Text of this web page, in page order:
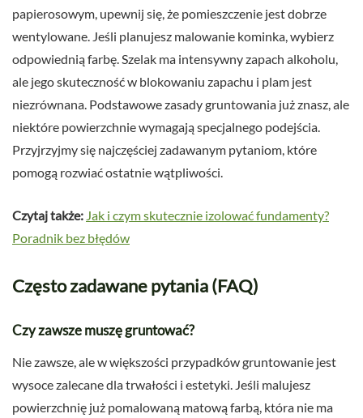
papierosowym, upewnij się, że pomieszczenie jest dobrze
wentylowane. Jeśli planujesz malowanie kominka, wybierz
odpowiednią farbę. Szelak ma intensywny zapach alkoholu,
ale jego skuteczność w blokowaniu zapachu i plam jest
niezrównana. Podstawowe zasady gruntowania już znasz, ale
niektóre powierzchnie wymagają specjalnego podejścia.
Przyjrzyjmy się najczęściej zadawanym pytaniom, które
pomogą rozwiać ostatnie wątpliwości.
Czytaj także: Jak i czym skutecznie izolować fundamenty?
Poradnik bez błędów
Często zadawane pytania (FAQ)
Czy zawsze muszę gruntować?
Nie zawsze, ale w większości przypadków gruntowanie jest
wysoce zalecane dla trwałości i estetyki. Jeśli malujesz
powierzchnię już pomalowaną matową farbą, która nie ma